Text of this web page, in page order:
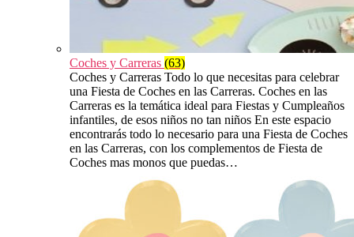
Coches y Carreras (63)
Coches y Carreras Todo lo que necesitas para celebrar
una Fiesta de Coches en las Carreras. Coches en las
Carreras es la temática ideal para Fiestas y Cumpleaños
infantiles, de esos niños no tan niños En este espacio
encontrarás todo lo necesario para una Fiesta de Coches
en las Carreras, con los complementos de Fiesta de
Coches mas monos que puedas…